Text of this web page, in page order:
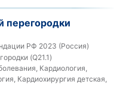
РФ 2023 (Россия)
(Q21.1)
Кардиология,
Кардиохирургия детская,